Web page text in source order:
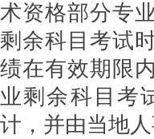
术资格部分专
剩余科目考试
绩在有效期限
业剩余科目考
计，并由当地